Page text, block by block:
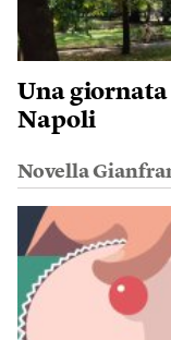
Una
Napoli
Novella